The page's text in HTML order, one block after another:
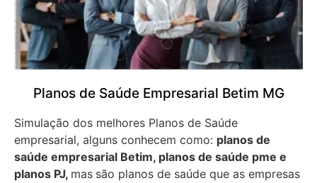
Planos de Saúde Empresarial Betim MG
Simulação dos melhores Planos de Saúde
empresarial, alguns conhecem como: planos de
saúde empresarial Betim, planos de saúde pme e
planos PJ, mas são planos de saúde que as empresas